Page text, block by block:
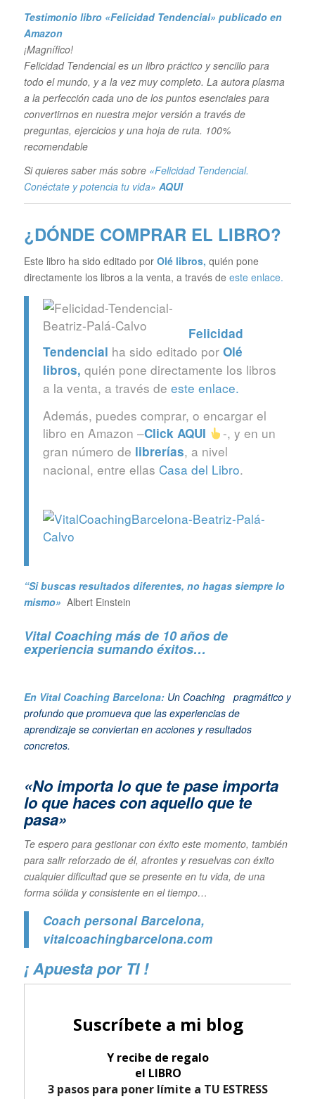
Testimonio libro «Felicidad Tendencial» publicado en
Amazon
¡Magnífico!
Felicidad Tendencial es un libro práctico y sencillo para
todo el mundo, y a la vez muy completo. La autora plasma
a la perfección cada uno de los puntos esenciales para
convertirnos en nuestra mejor versión a través de
preguntas, ejercicios y una hoja de ruta. 100%
recomendable
Si quieres saber más sobre «Felicidad Tendencial.
Conéctate y potencia tu vida» AQUI
¿DÓNDE COMPRAR EL LIBRO?
Este libro ha sido editado por Olé libros, quién pone
directamente los libros a la venta, a través de este enlace.
Felicidad
Tendencial ha sido editado por Olé
libros, quién pone directamente los libros
a la venta, a través de este enlace.
Además, puedes comprar, o encargar el
libro en Amazon –Click AQUI
-, y en un
gran número de librerías, a nivel
nacional, entre ellas Casa del Libro.
“Si buscas resultados diferentes, no hagas siempre lo
mismo» Albert Einstein
Vital Coaching más de 10 años de
experiencia sumando éxitos…
En Vital Coaching Barcelona:Un Coaching pragmático y
profundo que promueva que las experiencias de
aprendizaje se conviertan en acciones y resultados
concretos.
«No importa lo que te pase importa
lo que haces con aquello que te
pasa»
Te espero para gestionar con éxito este momento, también
para salir reforzado de él, afrontes y resuelvas con éxito
cualquier dificultad que se presente en tu vida, de una
forma sólida y consistente en el tiempo…
Coach personal Barcelona,
vitalcoachingbarcelona.com
¡ Apuesta por TI !